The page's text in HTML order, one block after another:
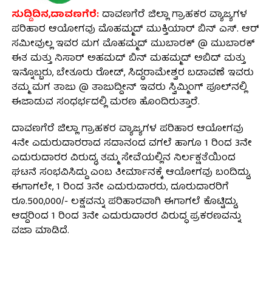
ಸುದ್ದಿದಿನ,ದಾವಣಗೆರೆ:ದಾವಣಗೆರೆ ಜಿಲ್ಲಾ ಗ್ರಾಹಕರ ವ್ಯಾಜ್ಯಗಳ
ಪರಿಹಾರ ಆಯೋಗವು ಮೊಹಮ್ಮದ್ ಮುಕ್ತಿಯಾರ್ ಬಿನ್ ಎಸ್. ಆರ್
ಸಮೀವುಲ್ಲ ಇವರ ಮಗ ಮೊಹಮ್ಮದ್ ಮುಬಾರಕ್ @ ಮುಬಾರಕ್
ಈತ ಮತ್ತು ನಿಸಾರ್ ಅಹಮದ್ ಬಿನ್ ಮಹಮ್ಮದ್ ಅಬಿದ್ ಮತ್ತು
ಇನ್ನೊಬ್ಬರು, ಬೇತೂರು ರೋಡ್, ಸಿದ್ಧರಾಮೇಶ್ವರ ಬಡಾವಣೆ ಇವರು
ತಮ್ಮ ಮಗ ತಾಜು @ ತಾಜುದ್ದೀನ್ ಇವರು ಸ್ವಿಮ್ಮಿಂಗ್ ಪೂಲ್‌ನಲ್ಲಿ
ಈಜಾಡುವ ಸಂಧರ್ಭದಲ್ಲಿ ಮರಣ ಹೊಂದಿರುತ್ತಾರೆ.
ದಾವಣಗೆರೆ ಜಿಲ್ಲಾ ಗ್ರಾಹಕರ ವ್ಯಾಜ್ಯಗಳ ಪರಿಹಾರ ಆಯೋಗವು
4ನೇ ಎದುರುದಾರರಾದ ಸದಾನಂದ ವಗಲೆ ಹಾಗೂ 1 ರಿಂದ 3ನೇ
ಎದುರುದಾರರ ವಿರುದ್ಧ, ತಮ್ಮ ಸೇವೆಯಲ್ಲಿನ ನಿರ್ಲಕ್ಷತೆಯಿಂದ
ಘಟನೆ ಸಂಭವಿಸಿದ್ದು ಎಂಬ ತೀರ್ಮಾನಕ್ಕೆ ಆಯೋಗವು ಬಂದಿದ್ದು,
ಈಗಾಗಲೇ, 1 ರಿಂದ 3ನೇ ಎದುರುದಾರರು, ದೂರುದಾರರಿಗೆ
ರೂ.500,000/- ಲಕ್ಷವನ್ನು ಪರಿಹಾರವಾಗಿ ಈಗಾಗಲೆ ಕೊಟ್ಟಿದ್ದು,
ಆದ್ದರಿಂದ 1 ರಿಂದ 3ನೇ ಎದುರುದಾರರ ವಿರುದ್ಧ ಪ್ರಕರಣವನ್ನು
ವಜಾ ಮಾಡಿದೆ.